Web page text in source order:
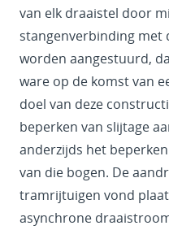
van elk draaistel door
stangenverbinding met
worden aangestuurd,
ware op de komst van
doel van deze
beperken van slijtage
anderzijds het
van die bogen. De
tramrijtuigen vond
asynchrone